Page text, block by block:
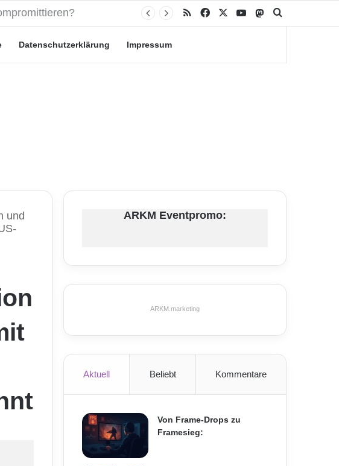
RSS Facebook YouTubeMastodon
Datenschutzerklärung Impressum
und
ARKM Eventpromo:
ARKM.marketing
Aktuell Beliebt Kommentare
Von Frame-Drops zu
Framesieg: